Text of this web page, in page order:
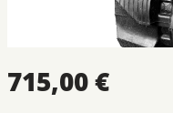
715,00 €